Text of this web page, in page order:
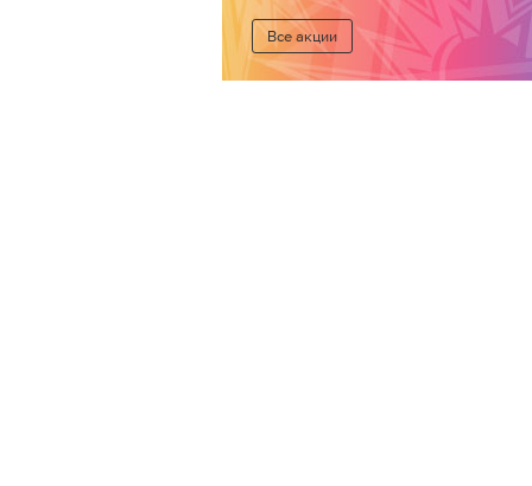
Все акции